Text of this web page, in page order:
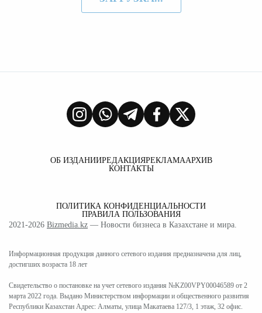
ОБ ИЗДАНИИРЕДАКЦИЯРЕКЛАМААРХИВ
КОНТАКТЫ
ПОЛИТИКА КОНФИДЕНЦИАЛЬНОСТИ
ПРАВИЛА ПОЛЬЗОВАНИЯ
2021-2026 Bizmedia.kz — Новости бизнеса в Казахстане и мира.
Информационная продукция данного сетевого издания предназначена для лиц,
достигших возраста 18 лет
Свидетельство о постановке на учет сетевого издания №KZ00VPY00046589 от 2
марта 2022 года. Выдано Министерством информации и общественного развития
Республики Казахстан Адрес: Алматы, улица Макатаева 127/3, 1 этаж, 32 офис.